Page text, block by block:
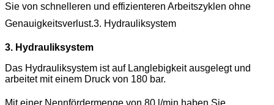
Sie von schnelleren und effizienteren Arbeitszyklen ohne
Genauigkeitsverlust.3. Hydrauliksystem
3. Hydrauliksystem
Das Hydrauliksystem ist auf Langlebigkeit ausgelegt und
arbeitet mit einem Druck von 180 bar.
Mit einer Nennfördermenge von 80 l/min haben Sie